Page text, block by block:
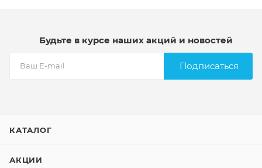
Будьте в курсе наших акций и новостей
Подписаться
КАТАЛОГ
АКЦИИ